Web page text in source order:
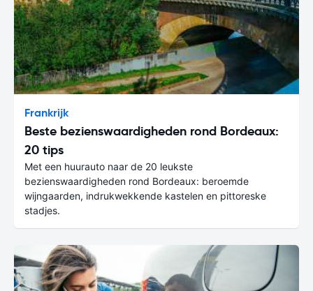
Frankrijk
Beste bezienswaardigheden rond Bordeaux:
20 tips
Met een huurauto naar de 20 leukste
bezienswaardigheden rond Bordeaux: beroemde
wijngaarden, indrukwekkende kastelen en pittoreske
stadjes.